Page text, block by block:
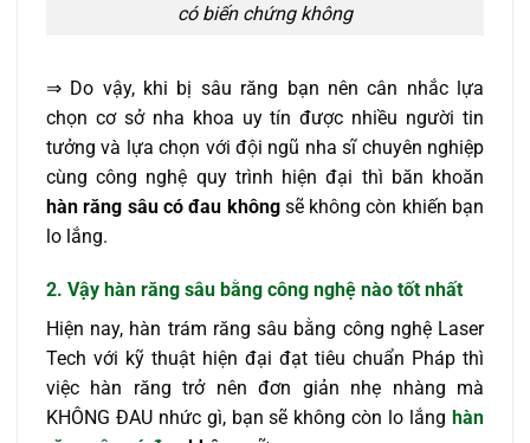
có biến chứng không
⇒ Do vậy, khi bị sâu răng bạn nên cân nhắc lựa
chọn cơ sở nha khoa uy tín được nhiều người tin
tưởng và lựa chọn với đội ngũ nha sĩ chuyên nghiệp
cùng công nghệ quy trình hiện đại thì băn khoăn
hàn răng sâu có đau khôngsẽ không còn khiến bạn
lo lắng.
2. Vậy hàn răng sâu bằng công nghệ nào tốt nhất
Hiện nay, hàn trám răng sâu bằng công nghệ Laser
Tech với kỹ thuật hiện đại đạt tiêu chuẩn Pháp thì
việc hàn răng trở nên đơn giản nhẹ nhàng mà
KHÔNG ĐAU nhức gì, bạn sẽ không còn lo lắng hàn